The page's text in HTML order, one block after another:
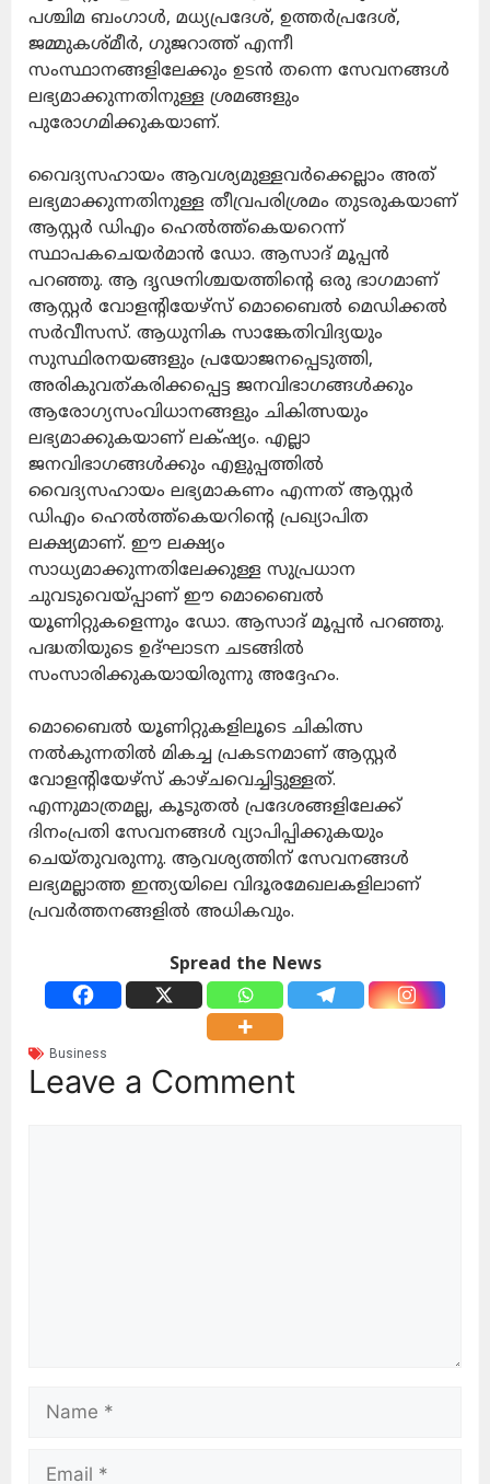
പശ്ചിമ ബംഗാൾ, മധ്യപ്രദേശ്, ഉത്തർപ്രദേശ്,
ജമ്മുകശ്മീർ, ഗുജറാത്ത് എന്നീ
സംസ്ഥാനങ്ങളിലേക്കും ഉടൻ തന്നെ സേവനങ്ങൾ
ലഭ്യമാക്കുന്നതിനുള്ള ശ്രമങ്ങളും
പുരോഗമിക്കുകയാണ്.
വൈദ്യസഹായം ആവശ്യമുള്ളവർക്കെല്ലാം അത്
ലഭ്യമാക്കുന്നതിനുള്ള തീവ്രപരിശ്രമം തുടരുകയാണ്
ആസ്റ്റർ ഡിഎം ഹെൽത്ത്കെയറെന്ന്
സ്ഥാപകചെയർമാൻ ഡോ. ആസാദ് മൂപ്പൻ
പറഞ്ഞു. ആ ദൃഢനിശ്ചയത്തിന്റെ ഒരു ഭാഗമാണ്
ആസ്റ്റർ വോളന്റിയേഴ്‌സ് മൊബൈൽ മെഡിക്കൽ
സർവീസസ്. ആധുനിക സാങ്കേതിവിദ്യയും
സുസ്ഥിരനയങ്ങളും പ്രയോജനപ്പെടുത്തി,
അരികുവത്കരിക്കപ്പെട്ട ജനവിഭാഗങ്ങൾക്കും
ആരോഗ്യസംവിധാനങ്ങളും ചികിത്സയും
ലഭ്യമാക്കുകയാണ് ലക്‌ഷ്യം. എല്ലാ
ജനവിഭാഗങ്ങൾക്കും എളുപ്പത്തിൽ
വൈദ്യസഹായം ലഭ്യമാകണം എന്നത് ആസ്റ്റർ
ഡിഎം ഹെൽത്ത്കെയറിന്റെ പ്രഖ്യാപിത
ലക്ഷ്യമാണ്. ഈ ലക്ഷ്യം
സാധ്യമാക്കുന്നതിലേക്കുള്ള സുപ്രധാന
ചുവടുവെയ്പ്പാണ് ഈ മൊബൈൽ
യൂണിറ്റുകളെന്നും ഡോ. ആസാദ് മൂപ്പൻ പറഞ്ഞു.
പദ്ധതിയുടെ ഉദ്‌ഘാടന ചടങ്ങിൽ
സംസാരിക്കുകയായിരുന്നു അദ്ദേഹം.
മൊബൈൽ യൂണിറ്റുകളിലൂടെ ചികിത്സ
നൽകുന്നതിൽ മികച്ച പ്രകടനമാണ് ആസ്റ്റർ
വോളന്റിയേഴ്‌സ് കാഴ്ചവെച്ചിട്ടുള്ളത്.
എന്നുമാത്രമല്ല, കൂടുതൽ പ്രദേശങ്ങളിലേക്ക്
ദിനംപ്രതി സേവനങ്ങൾ വ്യാപിപ്പിക്കുകയും
ചെയ്തുവരുന്നു. ആവശ്യത്തിന് സേവനങ്ങൾ
ലഭ്യമല്ലാത്ത ഇന്ത്യയിലെ വിദൂരമേഖലകളിലാണ്
പ്രവർത്തനങ്ങളിൽ അധികവും.
Spread the News
Business
Leave a Comment